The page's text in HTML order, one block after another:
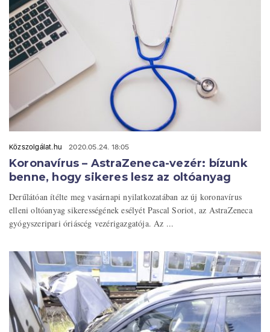
Közszolgálat.hu 2020.05.24. 18:05
Koronavírus – AstraZeneca-vezér: bízunk
benne, hogy sikeres lesz az oltóanyag
Derűlátóan ítélte meg vasárnapi nyilatkozatában az új koronavírus
elleni oltóanyag sikerességének esélyét Pascal Soriot, az AstraZeneca
gyógyszeripari óriáscég vezérigazgatója. Az ...